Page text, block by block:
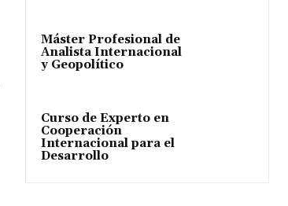
Máster Profesional de
Analista Internacional
y Geopolítico
Curso de Experto en
Cooperación
Internacional para el
Desarrollo